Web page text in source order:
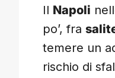
Il Napoli
po’, fra
temere un
rischio di